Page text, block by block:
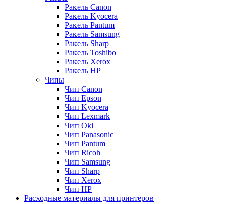
Ракель Canon
Ракель Kyocera
Ракель Pantum
Ракель Samsung
Ракель Sharp
Ракель Toshibo
Ракель Xerox
Ракель НР
Чипы
Чип Canon
Чип Epson
Чип Kyocera
Чип Lexmark
Чип Oki
Чип Panasonic
Чип Pantum
Чип Ricoh
Чип Samsung
Чип Sharp
Чип Xerox
Чип НР
Расходные материалы для принтеров